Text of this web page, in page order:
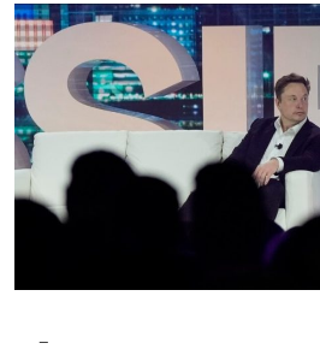
–